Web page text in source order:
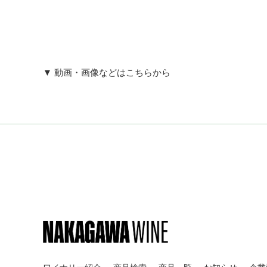
干ばつのため収量が低く粒が小さく凝縮した風味を持
▼ 動画・画像などはこちらから